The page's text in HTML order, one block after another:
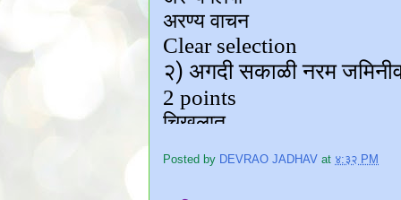
Posted by DEVRAO JADHAV at ४:३२ PM